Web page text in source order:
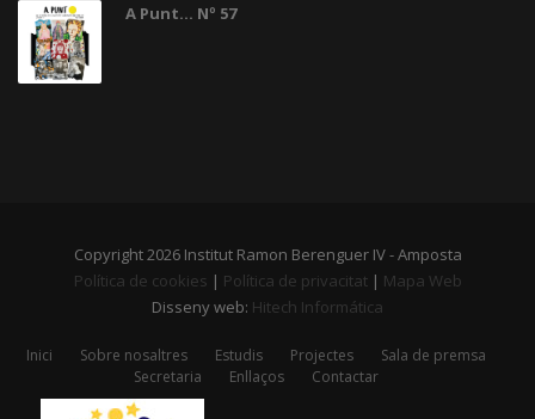
A Punt... Nº 57
Copyright 2026 Institut Ramon Berenguer IV - Amposta
Política de cookies | Política de privacitat| Mapa Web
Disseny web: Hitech Informática
Inici Sobre nosaltres Estudis Projectes
Sala de premsa
Secretaria
Enllaços Contactar